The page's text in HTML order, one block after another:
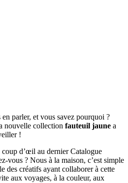
parler, et vous savez pourquoi ?
nouvelle collection fauteuil jaune a
!
d’œil au dernier Catalogue
vous ? Nous à la maison, c’est simple
des créatifs ayant collaborer à cette
aux voyages, à la couleur, aux